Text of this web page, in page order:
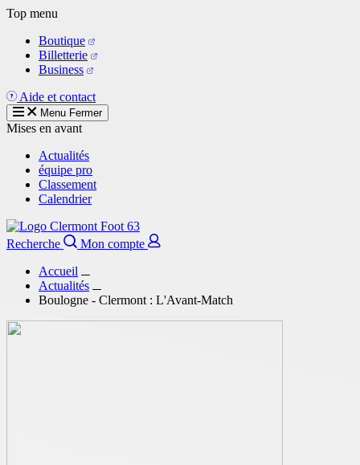
Aller
contenu
principal
Top menu
Boutique
Billetterie
Business
Aide et contact
Menu Fermer
Mises en avant
Actualités
équipe pro
Classement
Calendrier
Recherche
Mon compte
Accueil
Actualités
Boulogne - Clermont : L'Avant-Match